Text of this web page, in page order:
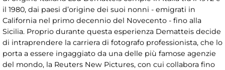
il 1980, dai paesi d’origine dei suoi nonni - emigrati in
California nel primo decennio del Novecento - fino alla
Sicilia. Proprio durante questa esperienza Dematteis decide
di intraprendere la carriera di fotografo professionista, che lo
porta a essere ingaggiato da una delle più famose agenzie
del mondo, la Reuters New Pictures, con cui collabora fino